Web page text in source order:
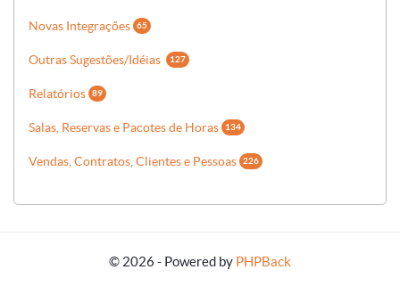
Novas Integrações 65
Outras Sugestões/Idéias 127
Relatórios 89
Salas, Reservas e Pacotes de Horas 134
Vendas, Contratos, Clientes e Pessoas 226
© 2026 - Powered by PHPBack